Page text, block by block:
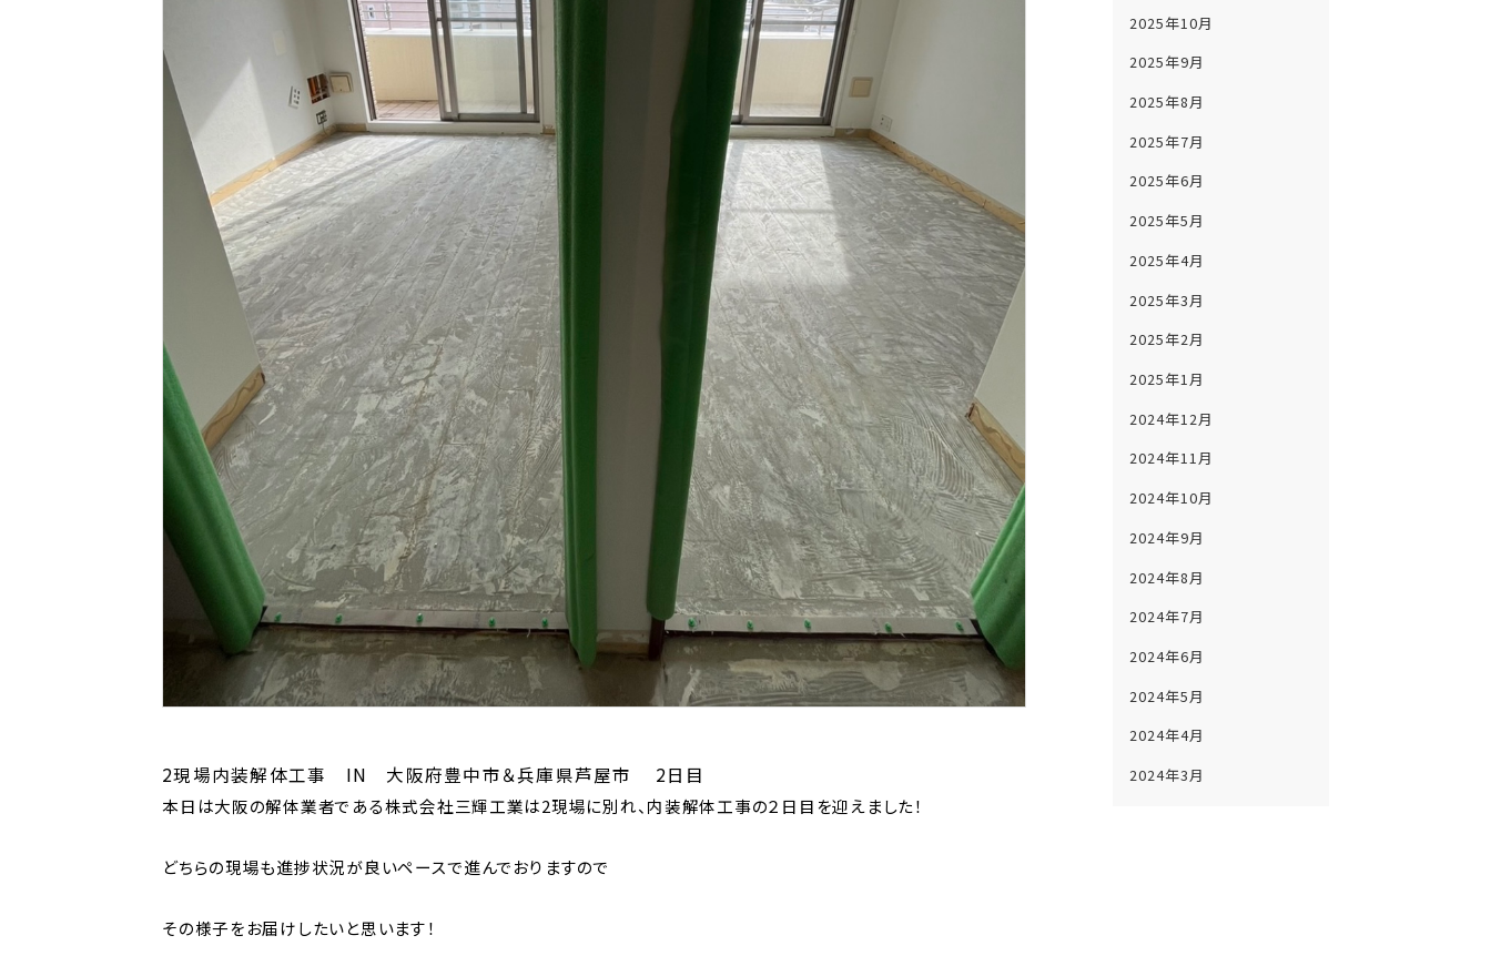
2現場内装解体工事 IN 大阪府豊中市＆兵庫県芦屋市 2日目
本日は大阪の解体業者である株式会社三輝工業は2現場に別れ、内装解体工事の２日目を迎えました！
どちらの現場も進捗状況が良いペースで進んでおりますので
その様子をお届けしたいと思います！
2025年10月
2025年9月
2025年8月
2025年7月
2025年6月
2025年5月
2025年4月
2025年3月
2025年2月
2025年1月
2024年12月
2024年11月
2024年10月
2024年9月
2024年8月
2024年7月
2024年6月
2024年5月
2024年4月
2024年3月